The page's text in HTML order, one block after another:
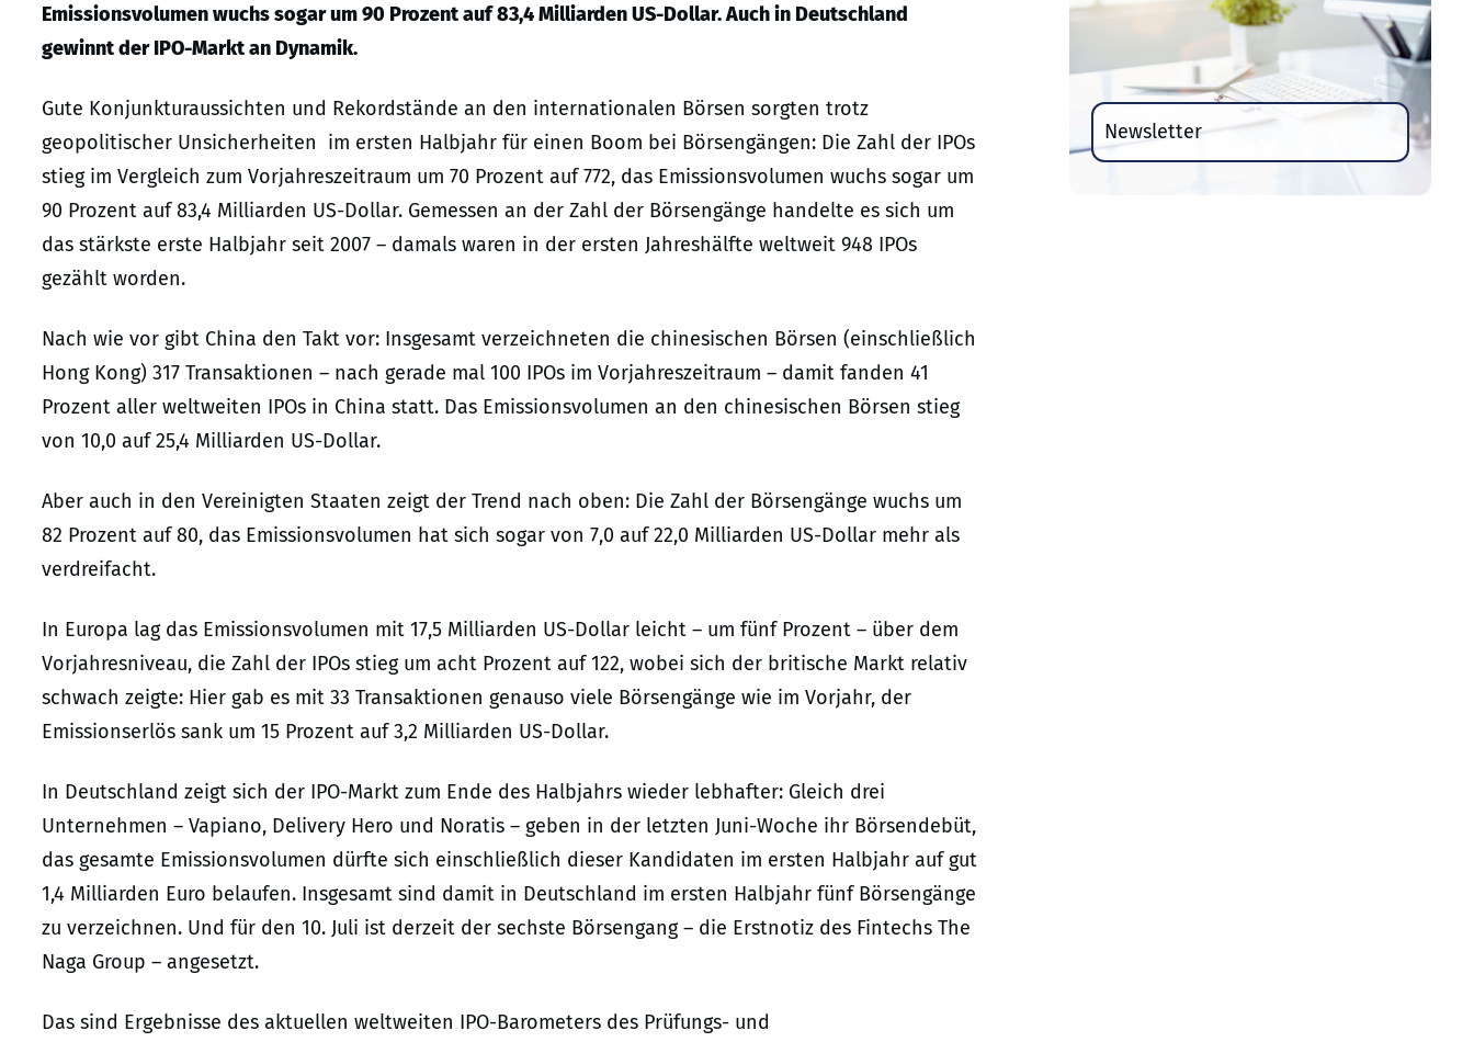
Emissionsvolumen wuchs sogar um 90 Prozent auf 83,4 Milliarden US-Dollar. Auch in Deutschland
gewinnt der IPO-Markt an Dynamik.
Gute Konjunkturaussichten und Rekordstände an den internationalen Börsen sorgten trotz
geopolitischer Unsicherheiten im ersten Halbjahr für einen Boom bei Börsengängen: Die Zahl der IPOs
stieg im Vergleich zum Vorjahreszeitraum um 70 Prozent auf 772, das Emissionsvolumen wuchs sogar um
90 Prozent auf 83,4 Milliarden US-Dollar. Gemessen an der Zahl der Börsengänge handelte es sich um
das stärkste erste Halbjahr seit 2007 – damals waren in der ersten Jahreshälfte weltweit 948 IPOs
gezählt worden.
Nach wie vor gibt China den Takt vor: Insgesamt verzeichneten die chinesischen Börsen (einschließlich
Hong Kong) 317 Transaktionen – nach gerade mal 100 IPOs im Vorjahreszeitraum – damit fanden 41
Prozent aller weltweiten IPOs in China statt. Das Emissionsvolumen an den chinesischen Börsen stieg
von 10,0 auf 25,4 Milliarden US-Dollar.
Aber auch in den Vereinigten Staaten zeigt der Trend nach oben: Die Zahl der Börsengänge wuchs um
82 Prozent auf 80, das Emissionsvolumen hat sich sogar von 7,0 auf 22,0 Milliarden US-Dollar mehr als
verdreifacht.
In Europa lag das Emissionsvolumen mit 17,5 Milliarden US-Dollar leicht – um fünf Prozent – über dem
Vorjahresniveau, die Zahl der IPOs stieg um acht Prozent auf 122, wobei sich der britische Markt relativ
schwach zeigte: Hier gab es mit 33 Transaktionen genauso viele Börsengänge wie im Vorjahr, der
Emissionserlös sank um 15 Prozent auf 3,2 Milliarden US-Dollar.
In Deutschland zeigt sich der IPO-Markt zum Ende des Halbjahrs wieder lebhafter: Gleich drei
Unternehmen – Vapiano, Delivery Hero und Noratis – geben in der letzten Juni-Woche ihr Börsendebüt,
das gesamte Emissionsvolumen dürfte sich einschließlich dieser Kandidaten im ersten Halbjahr auf gut
1,4 Milliarden Euro belaufen. Insgesamt sind damit in Deutschland im ersten Halbjahr fünf Börsengänge
zu verzeichnen. Und für den 10. Juli ist derzeit der sechste Börsengang – die Erstnotiz des Fintechs The
Naga Group – angesetzt.
Das sind Ergebnisse des aktuellen weltweiten IPO-Barometers des Prüfungs- und
Newsletter